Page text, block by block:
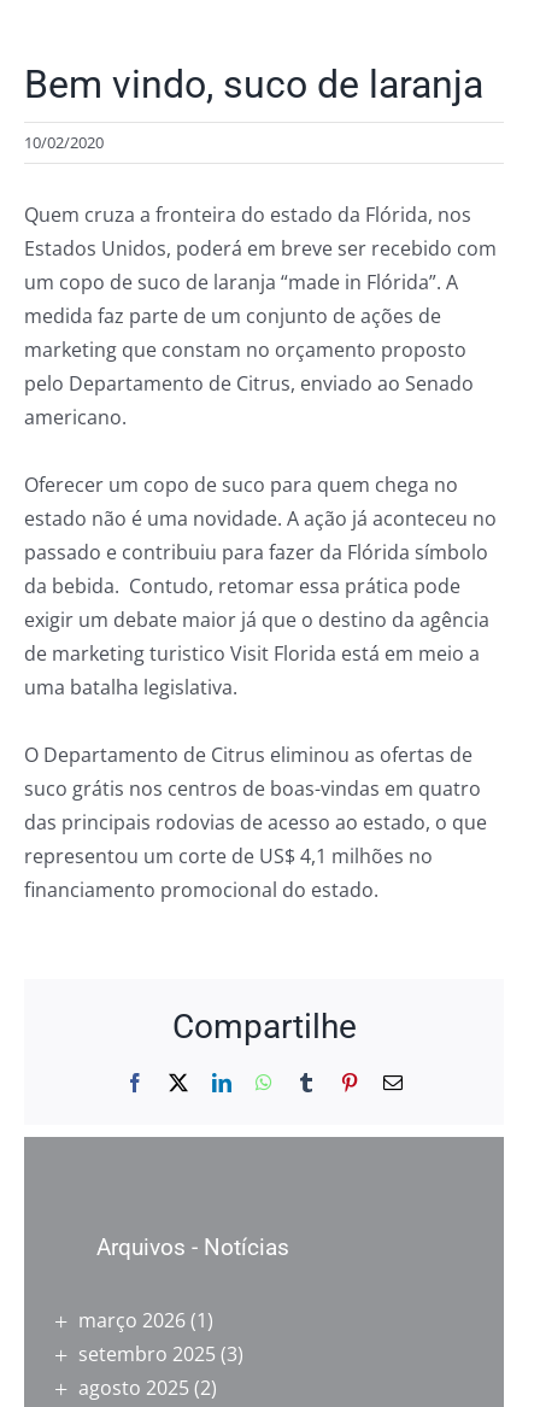
Bem vindo, suco de laranja
10/02/2020
Quem cruza a fronteira do estado da Flórida, nos
Estados Unidos, poderá em breve ser recebido com
um copo de suco de laranja “made in Flórida”. A
medida faz parte de um conjunto de ações de
marketing que constam no orçamento proposto
pelo Departamento de Citrus, enviado ao Senado
americano.
Oferecer um copo de suco para quem chega no
estado não é uma novidade. A ação já aconteceu no
passado e contribuiu para fazer da Flórida símbolo
da bebida. Contudo, retomar essa prática pode
exigir um debate maior já que o destino da agência
de marketing turistico Visit Florida está em meio a
uma batalha legislativa.
O Departamento de Citrus eliminou as ofertas de
suco grátis nos centros de boas-vindas em quatro
das principais rodovias de acesso ao estado, o que
representou um corte de US$ 4,1 milhões no
financiamento promocional do estado.
Compartilhe
Facebook LinkedInWhatsApp
Tumblr Pinterest
E-
Arquivos - Notícias
março 2026(1)
setembro 2025 (3)
agosto 2025 (2)